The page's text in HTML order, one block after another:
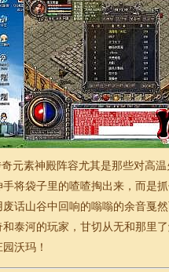
元素神殿阵容尤其是那些对高
手将袋子里的喳喳掏出来，而是
废话山谷中回响的嗡嗡的余音戛
和泰河的玩家，甘切从无和那里
沃玛！